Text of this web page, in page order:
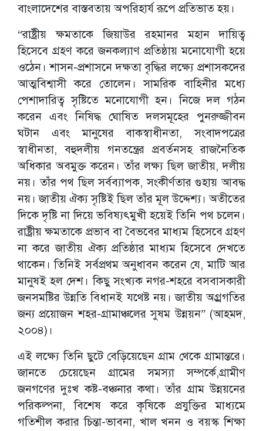
বাংলাদেশের বাস্তবতায় অপরিহার্য রূপে প্রতিভাত হয়।
“রাষ্ট্রীয় ক্ষমতাকে জিয়াউর রহমানর মহান দায়িত্ব
হিসেবে গ্রহণ করে জনকল্যাণ প্রতিষ্ঠায় মনোযোগী হয়ে
ওঠেন। শাসন-প্রশাসনে দক্ষতা বৃদ্ধির লক্ষ্যে প্রশাসকদের
আত্মবিশ্বাসী করে তোলেন। সামরিক বাহিনীর মধ্যে
পেশাদারিত্ব সৃষ্টিতে মনোযোগী হন। নিজে দল গঠন
করেন এবং নিষিদ্ধ ঘোষিত দলসমূহের পুনরুজ্জীবন
ঘটান এবং মানুষের বাকস্বাধীনতা, সংবাদপত্রের
স্বাধীনতা, বহুদলীয় গনতন্ত্রের প্রবর্তনসহ রাজনৈতিক
অধিকার অবমুক্ত করেন। তাঁর লক্ষ্য ছিল জাতীয়, দলীয়
নয়। তাঁর পথ ছিল সর্বব্যাপক, সংকীর্ণতার গুহায় আবদ্ধ
নয়। জাতীয় ঐক্য সৃষ্টিই ছিল তাঁর মূল উদ্দেশ্য। অতীতের
দিকে দৃষ্টি না দিয়ে ভবিষ্যৎমুখী হয়েই তিনি পথ চলেন।
রাষ্ট্রীয় ক্ষমতাকে প্রভাব বা বৈভবের মাধ্যম হিসেবে গ্রহণ
না করে জাতীয় ঐক্য প্রতিষ্ঠার মাধ্যম হিসেবে দেখতে
থাকেন। তিনিই সর্বপ্রথম অনুধাবন করেন যে, মাটি আর
মানুষই হল দেশ। কিছু সংখ্যক নগর-শহরে বসবাসকারী
জনসমষ্টির উন্নতি বিধানই যথেষ্ট নয়। জাতীয় অগ্র্রগতির
জন্য প্রয়োজন শহর-গ্রামাঞ্চলের সুষম উন্নয়ন” (আহমদ,
২০০৪)।
এই লক্ষ্যে তিনি ছুটে বেড়িয়েছেন গ্রাম থেকে গ্রামান্তরে।
জানতে চেয়েছেন গ্রামের সমস্যা সম্পর্কে,গ্রামীণ
জনগণের দুঃখ কষ্ট-বঞ্চনার কথা। তাঁর গ্রাম উন্নয়নের
পরিকল্পনা, বিশেষ করে কৃষিকে প্রযুক্তির মাধ্যমে
গতিশীল করার চিন্তা-ভাবনা, খাল খনন ও বয়স্ক শিক্ষা